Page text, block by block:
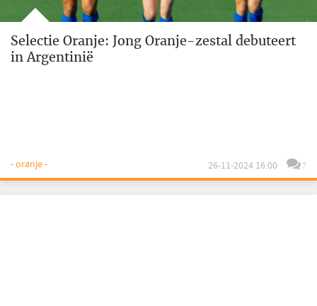
Selectie Oranje: Jong Oranje-zestal debuteert
in Argentinië
- oranje - 26-11-2024 16:00 7